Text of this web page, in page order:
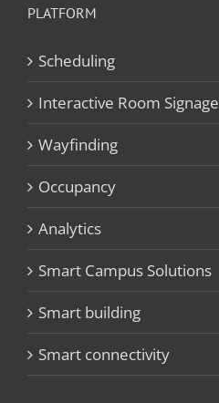
PLATFORM
Scheduling
Interactive Room Signage
Wayfinding
Occupancy
Analytics
Smart Campus Solutions
Smart building
Smart connectivity